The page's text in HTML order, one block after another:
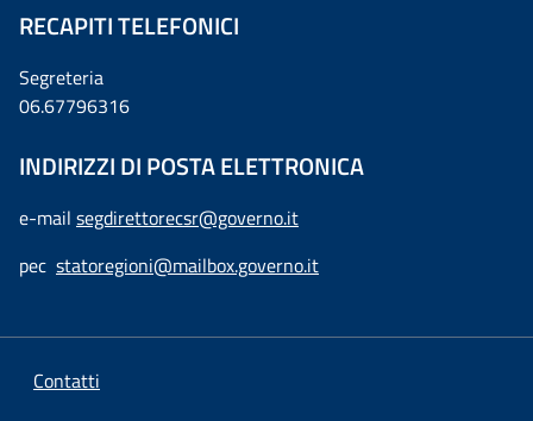
RECAPITI TELEFONICI
Segreteria
06.67796316
INDIRIZZI DI POSTA ELETTRONICA
e-mail segdirettorecsr@governo.it
pec statoregioni@mailbox.governo.it
Contatti